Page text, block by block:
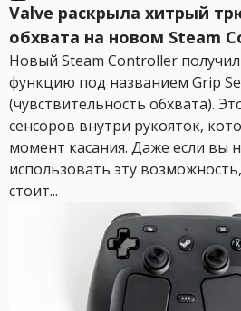
Valve раскрыла хитрый
обхвата на новом Steam
Новый Steam Controller
функцию под названием Grip
(чувствительность обхвата).
сенсоров внутри рукояток,
момент касания. Даже если вы
использовать эту
стоит...